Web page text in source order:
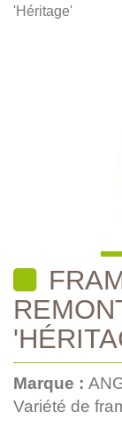
'Héritage'
Marque :
Variété de